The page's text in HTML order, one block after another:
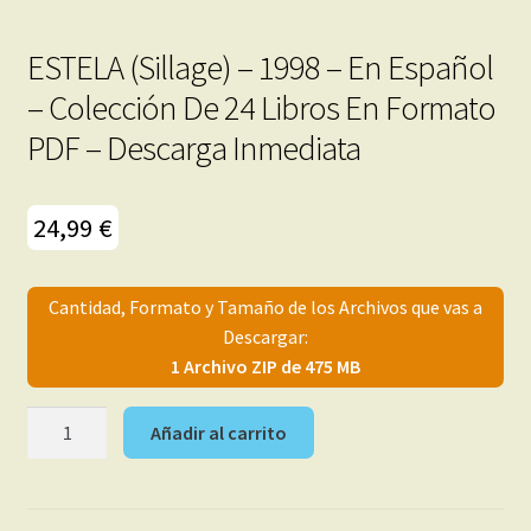
ESTELA (Sillage) – 1998 – En Español
– Colección De 24 Libros En Formato
PDF – Descarga Inmediata
24,99 €
Cantidad, Formato y Tamaño de los Archivos que vas a
Descargar:
1 Archivo ZIP de 475 MB
Añadir al carrito